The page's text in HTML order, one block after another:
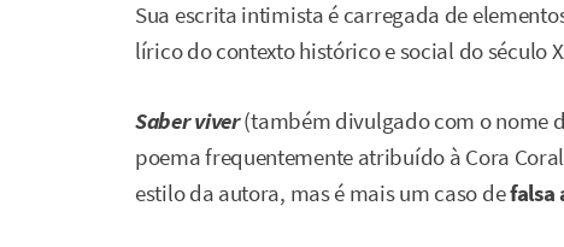
Sua escrita intimista é carregada de
lírico do contexto histórico e social do século
Saber viver(também divulgado com o nome
poema frequentemente atribuído à Cora
estilo da autora, mas é mais um caso defalsa